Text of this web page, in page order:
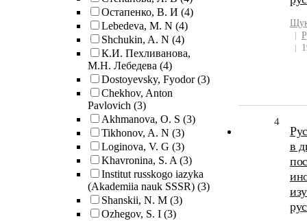
Остапенко, В. И (4)
Lebedeva, M. N (4)
Shchukin, A. N (4)
К.И. Пехливанова,
М.Н. Лебедева (4)
Dostoyevsky, Fyodor(3)
Chekhov, Anton
Pavlovich (3)
Akhmanova, O. S (3)
Tikhonov, A. N (3)
Loginova, V. G (3)
Khavronina, S. A(3)
Institut russkogo iazyka
(Akademiia nauk SSSR) (3)
Shanskii, N. M (3)
Ozhegov, S. I (3)
4
в